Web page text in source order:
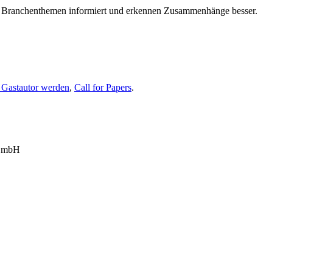
informiert und erkennen Zusammenhänge besser.
werden, Call for Papers.